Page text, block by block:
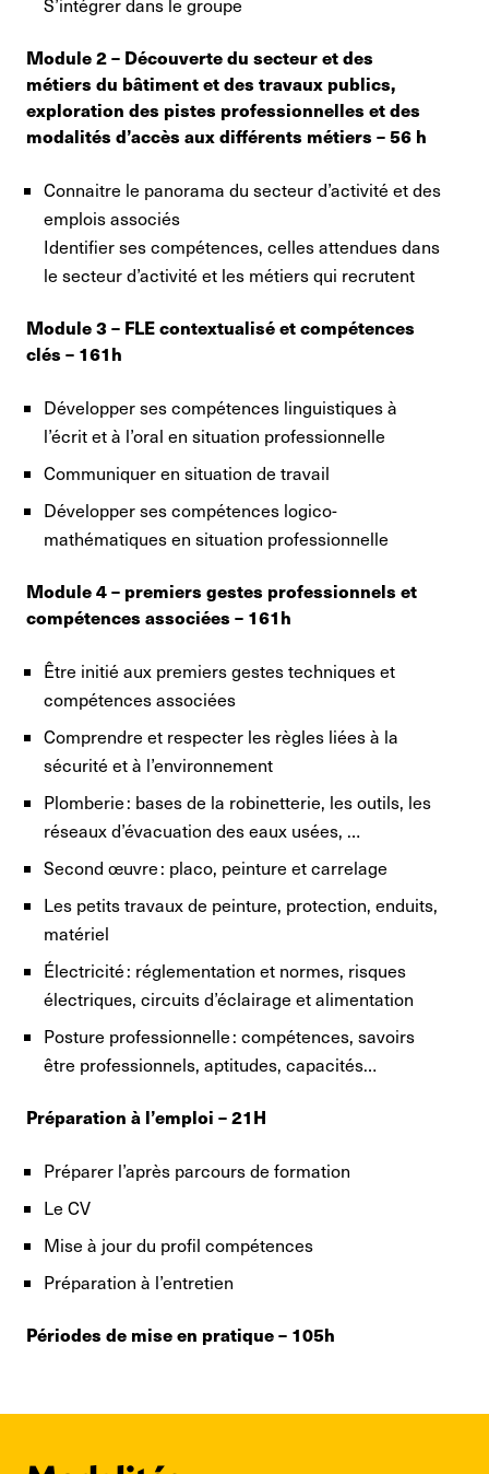
S’intégrer dans le groupe
Module 2 – Découverte du secteur et des
métiers du bâtiment et des travaux publics,
exploration des pistes professionnelles et des
modalités d’accès aux différents métiers – 56 h
Connaitre le panorama du secteur d’activité et des
emplois associés
Identifier ses compétences, celles attendues dans
le secteur d’activité et les métiers qui recrutent
Module 3 – FLE contextualisé et compétences
clés – 161h
Développer ses compétences linguistiques à
l’écrit et à l’oral en situation professionnelle
Communiquer en situation de travail
Développer ses compétences logico-
mathématiques en situation professionnelle
Module 4 – premiers gestes professionnels et
compétences associées – 161h
Être initié aux premiers gestes techniques et
compétences associées
Comprendre et respecter les règles liées à la
sécurité et à l’environnement
Plomberie : bases de la robinetterie, les outils, les
réseaux d’évacuation des eaux usées, …
Second œuvre : placo, peinture et carrelage
Les petits travaux de peinture, protection, enduits,
matériel
Électricité : réglementation et normes, risques
électriques, circuits d’éclairage et alimentation
Posture professionnelle : compétences, savoirs
être professionnels, aptitudes, capacités…
Préparation à l’emploi – 21H
Préparer l’après parcours de formation
Le CV
Mise à jour du profil compétences
Préparation à l’entretien
Périodes de mise en pratique – 105h